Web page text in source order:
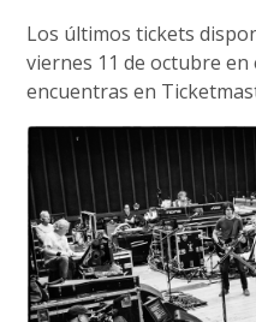
Los últimos tickets
viernes 11 de octubre
encuentras en